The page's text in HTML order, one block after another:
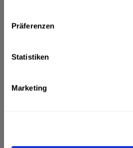
Präferenzen
Statistiken
Marketing
Weitere Artikel von Sodenthaler
Kohlensäuregehalt
Anmerkung: Sofern Allergene
Sodenthaler Mineralbrunnen,